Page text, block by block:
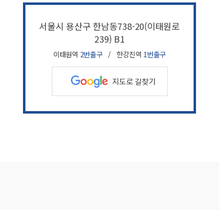
서울시 용산구 한남동738-20(이태원로
239) B1
이태원역 2번출구/ 한강진역 1번출구